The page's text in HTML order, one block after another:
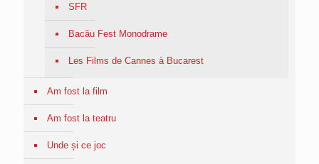
SFR
Bacău Fest Monodrame
Les Films de Cannes à Bucarest
Am fost la film
Am fost la teatru
Unde și ce joc